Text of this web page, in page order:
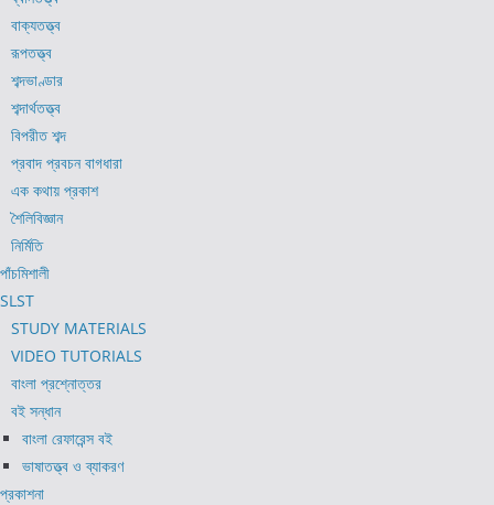
বাক্যতত্ত্ব
রূপতত্ত্ব
শব্দভাণ্ডার
শব্দার্থতত্ত্ব
বিপরীত শব্দ
প্রবাদ প্রবচন বাগধারা
এক কথায় প্রকাশ
শৈলিবিজ্ঞান
নির্মিতি
পাঁচমিশালী
SLST
STUDY MATERIALS
VIDEO TUTORIALS
বাংলা প্রশ্নোত্তর
বই সন্ধান
বাংলা রেফারেন্স বই
ভাষাতত্ত্ব ও ব্যাকরণ
প্রকাশনা